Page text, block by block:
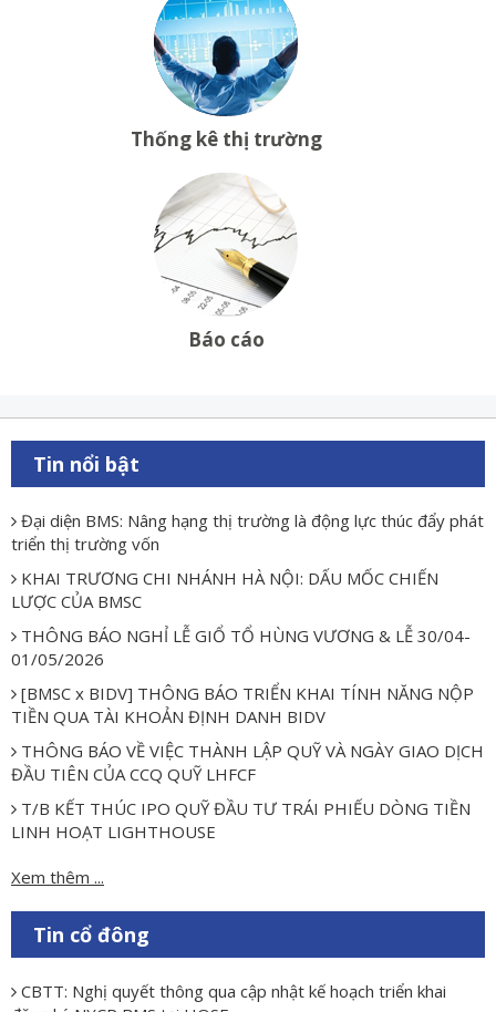
Thống kê thị trường
Báo cáo
Tin nổi bật
Đại diện BMS: Nâng hạng thị trường là động lực thúc đẩy phát
triển thị trường vốn
KHAI TRƯƠNG CHI NHÁNH HÀ NỘI: DẤU MỐC CHIẾN
LƯỢC CỦA BMSC
THÔNG BÁO NGHỈ LỄ GIỔ TỔ HÙNG VƯƠNG & LỄ 30/04-
01/05/2026
[BMSC x BIDV] THÔNG BÁO TRIỂN KHAI TÍNH NĂNG NỘP
TIỀN QUA TÀI KHOẢN ĐỊNH DANH BIDV
THÔNG BÁO VỀ VIỆC THÀNH LẬP QUỸ VÀ NGÀY GIAO DỊCH
ĐẦU TIÊN CỦA CCQ QUỸ LHFCF
T/B KẾT THÚC IPO QUỸ ĐẦU TƯ TRÁI PHIẾU DÒNG TIỀN
LINH HOẠT LIGHTHOUSE
Xem thêm ...
Tin cổ đông
CBTT: Nghị quyết thông qua cập nhật kế hoạch triển khai